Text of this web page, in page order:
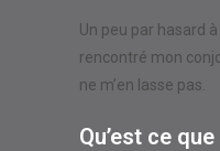
Un peu par hasard
rencontré mon
ne m’en lasse pas.
Qu’est ce